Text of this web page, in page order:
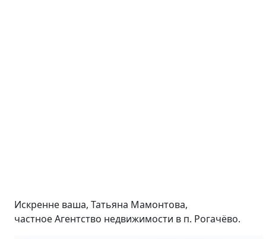
Искренне ваша, Татьяна Мамонтова,
частное Агентство недвижимости в п. Рогачёво.